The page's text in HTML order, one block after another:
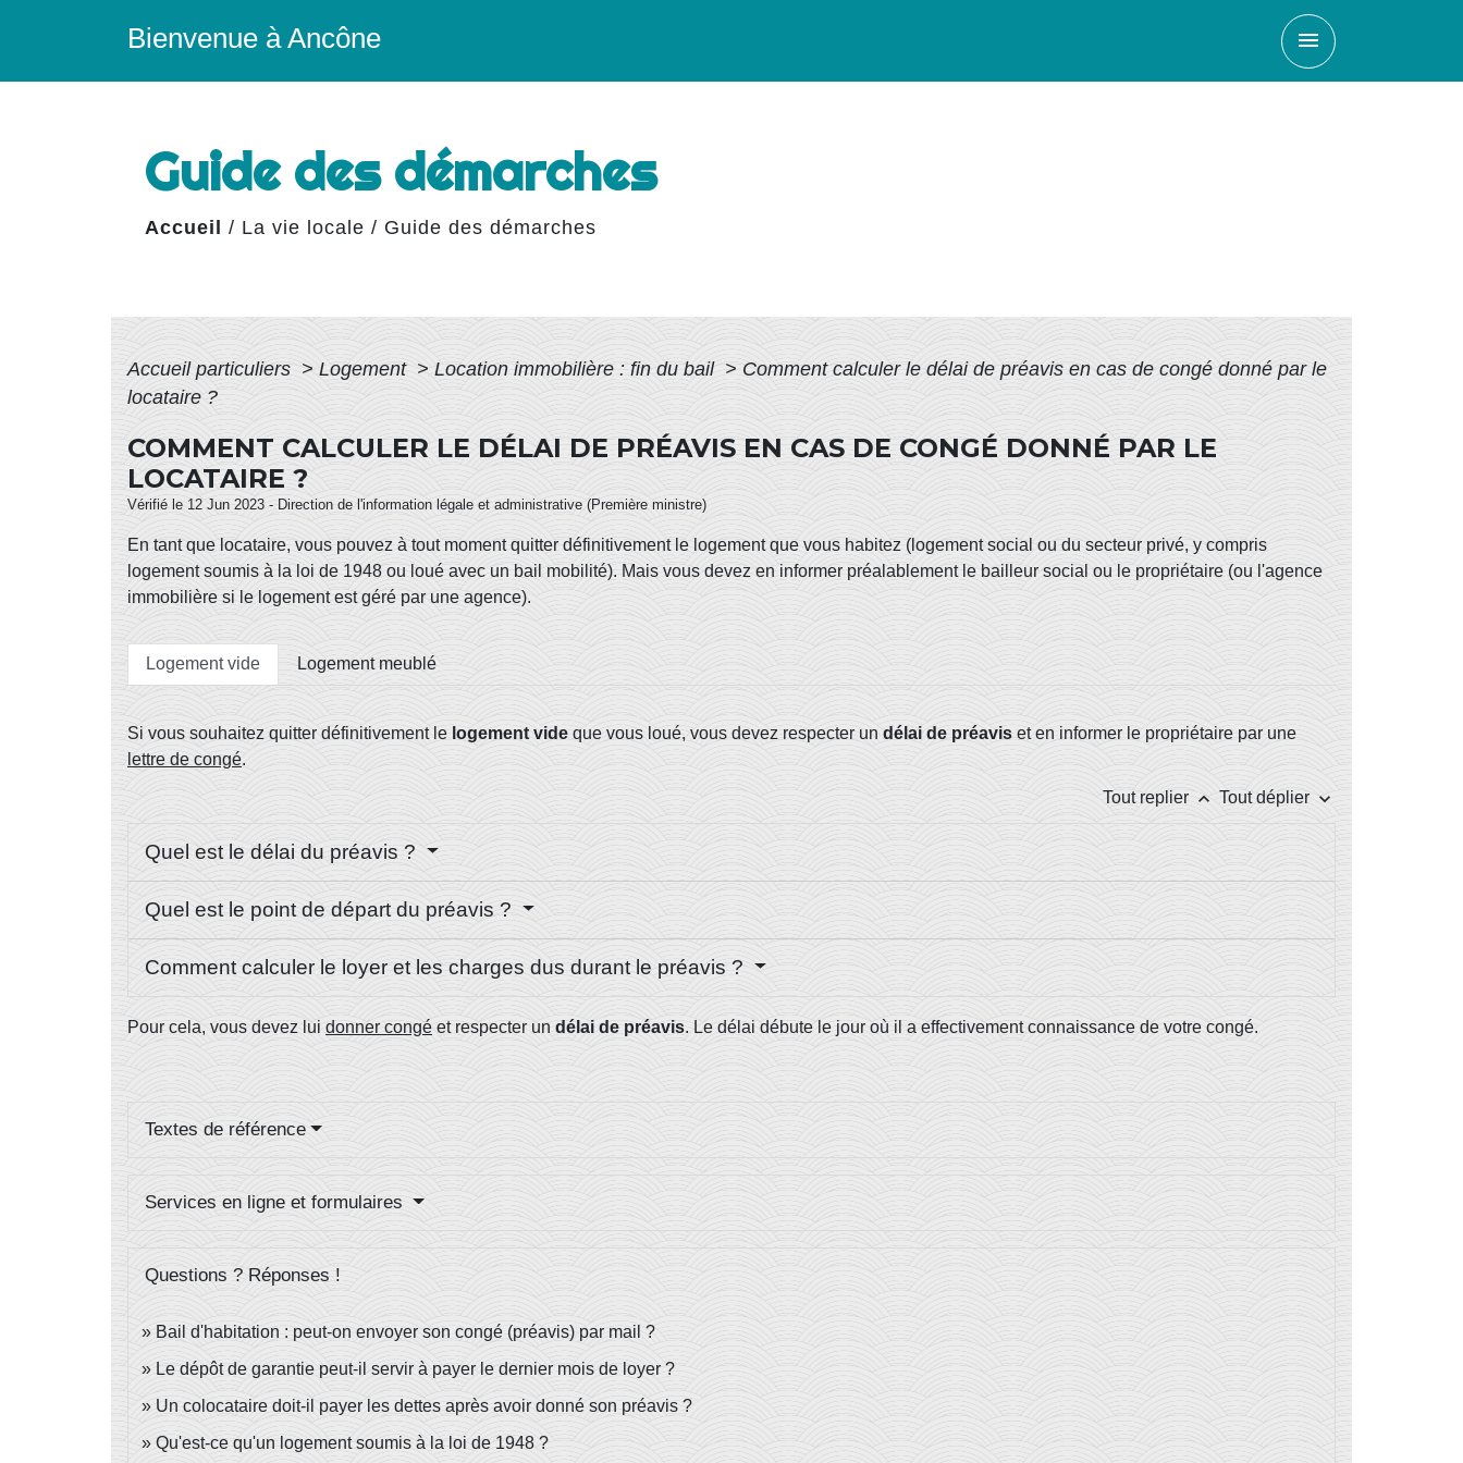
Bienvenue à Ancône menu
Guide des démarches
Accueil / La vie locale / Guide des démarches
Accueil particuliers > Logement > Location immobilière : fin du bail > Comment calculer le délai de préavis en cas de congé donné par le
locataire ?
COMMENT CALCULER LE DÉLAI DE PRÉAVIS EN CAS DE CONGÉ DONNÉ PAR LE
LOCATAIRE ?
Vérifié le 12 Jun 2023 - Direction de l'information légale et administrative (Première ministre)
En tant que locataire, vous pouvez à tout moment quitter définitivement le logement que vous habitez (logement social ou du secteur privé, y compris
logement soumis à la loi de 1948 ou loué avec un bail mobilité). Mais vous devez en informer préalablement le bailleur social ou le propriétaire (ou l'agence
immobilière si le logement est géré par une agence).
Logement vide Logement meublé
Si vous souhaitez quitter définitivement le logement vide que vous loué, vous devez respecter un délai de préavis et en informer le propriétaire par une
lettre de congé.
Tout replier keyboard_arrow_up Tout déplier keyboard_arrow_down
Quel est le délai du préavis ?
Quel est le point de départ du préavis ?
Comment calculer le loyer et les charges dus durant le préavis ?
Pour cela, vous devez lui donner congé et respecter un délai de préavis. Le délai débute le jour où il a effectivement connaissance de votre congé.
Textes de référence
Services en ligne et formulaires
Questions ? Réponses !
Bail d'habitation : peut-on envoyer son congé (préavis) par mail ?
Le dépôt de garantie peut-il servir à payer le dernier mois de loyer ?
Un colocataire doit-il payer les dettes après avoir donné son préavis ?
Qu'est-ce qu'un logement soumis à la loi de 1948 ?